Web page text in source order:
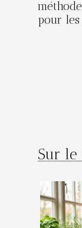
pour les
Sur le